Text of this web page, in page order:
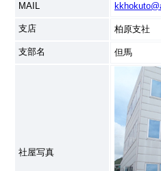
MAIL
支店 柏原支社
支部名 但馬
社屋写真